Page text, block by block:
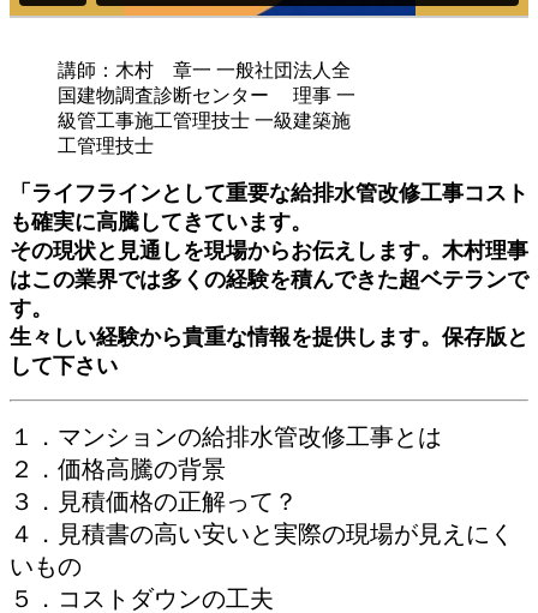
講師：木村 章一 一般社団法人全
国建物調査診断センター 理事 一
級管工事施工管理技士 一級建築施
工管理技士
「ライフラインとして重要な給排水管改修工事コスト
も確実に高騰してきています。
その現状と見通しを現場からお伝えします。木村理事
はこの業界では多くの経験を積んできた超ベテランで
す。
生々しい経験から貴重な情報を提供します。保存版と
して下さい
１．マンションの給排水管改修工事とは
２．価格高騰の背景
３．見積価格の正解って？
４．見積書の高い安いと実際の現場が見えにく
いもの
５．コストダウンの工夫